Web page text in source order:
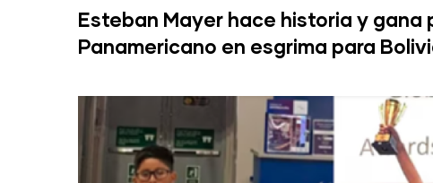
Esteban Mayer hace historia y gana
Panamericano en esgrima para